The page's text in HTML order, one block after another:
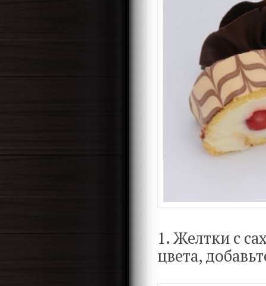
1. Желтки с
цвета,